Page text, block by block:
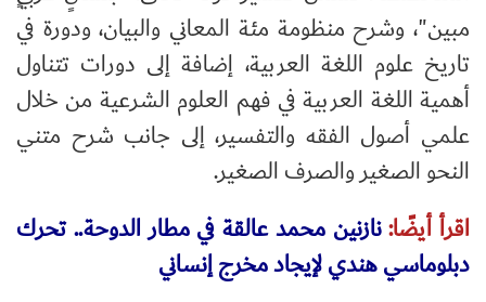
مبين"، وشرح منظومة مئة المعاني والبيان، ودورة في
تاريخ علوم اللغة العربية، إضافة إلى دورات تتناول
أهمية اللغة العربية في فهم العلوم الشرعية من خلال
علمي أصول الفقه والتفسير، إلى جانب شرح متني
النحو الصغير والصرف الصغير.
اقرأ أيضًا:نازنين محمد عالقة في مطار الدوحة.. تحرك
دبلوماسي هندي لإيجاد مخرج إنساني